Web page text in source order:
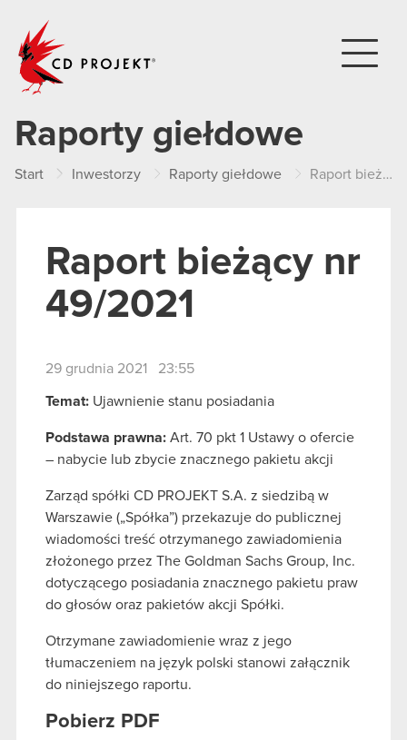
Raporty giełdowe
Start Inwestorzy Raporty giełdowe Raport bieżący nr 49/2021
Raport bieżący nr
49/2021
29 grudnia 2021 23:55
Temat: Ujawnienie stanu posiadania
Podstawa prawna: Art. 70 pkt 1 Ustawy o ofercie
– nabycie lub zbycie znacznego pakietu akcji
Zarząd spółki CD PROJEKT S.A. z siedzibą w
Warszawie („Spółka”) przekazuje do publicznej
wiadomości treść otrzymanego zawiadomienia
złożonego przez The Goldman Sachs Group, Inc.
dotyczącego posiadania znacznego pakietu praw
do głosów oraz pakietów akcji Spółki.
Otrzymane zawiadomienie wraz z jego
tłumaczeniem na język polski stanowi załącznik
do niniejszego raportu.
Pobierz PDF